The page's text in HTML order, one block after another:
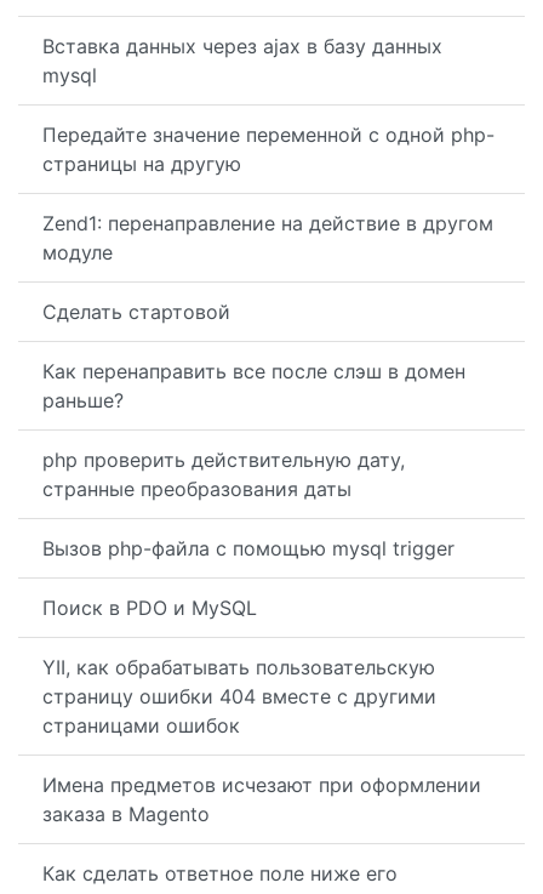
Вставка данных через ajax в базу данных
mysql
Передайте значение переменной с одной php-
страницы на другую
Zend1: перенаправление на действие в другом
модуле
Сделать стартовой
Как перенаправить все после слэш в домен
раньше?
php проверить действительную дату,
странные преобразования даты
Вызов php-файла с помощью mysql trigger
Поиск в PDO и MySQL
YII, как обрабатывать пользовательскую
страницу ошибки 404 вместе с другими
страницами ошибок
Имена предметов исчезают при оформлении
заказа в Magento
Как сделать ответное поле ниже его